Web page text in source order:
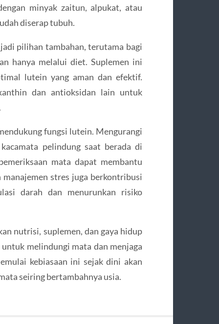
minyak zaitun, alpukat, atau
diserap tubuh.
pilihan tambahan, terutama bagi
hanya melalui diet. Suplemen ini
lutein yang aman dan efektif.
dan antioksidan lain untuk
fungsi lutein. Mengurangi
pelindung saat berada di
mata dapat membantu
stres juga berkontribusi
darah dan menurunkan risiko
nutrisi, suplemen, dan gaya hidup
melindungi mata dan menjaga
kebiasaan ini sejak dini akan
seiring bertambahnya usia.